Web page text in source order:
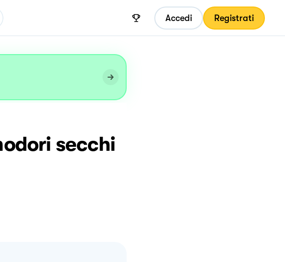
Accedi Registrati
secchi